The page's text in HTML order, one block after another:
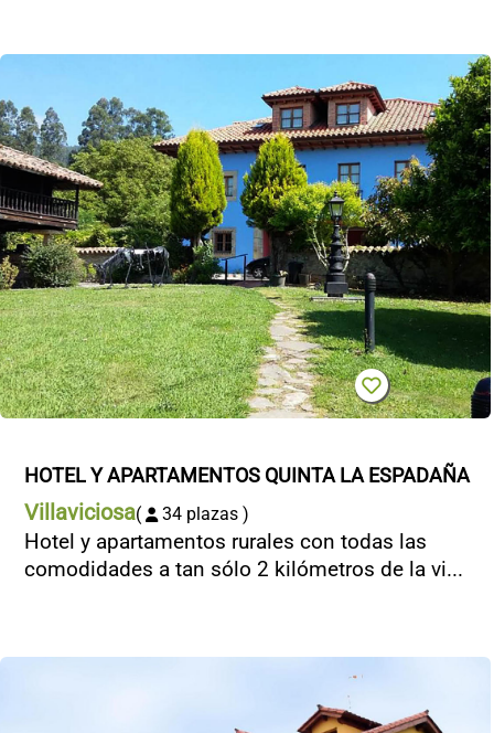
HOTEL Y APARTAMENTOS QUINTA LA ESPADAÑA
Villaviciosa( 34 plazas )
Hotel y apartamentos rurales con todas las
comodidades a tan sólo 2 kilómetros de la vi...